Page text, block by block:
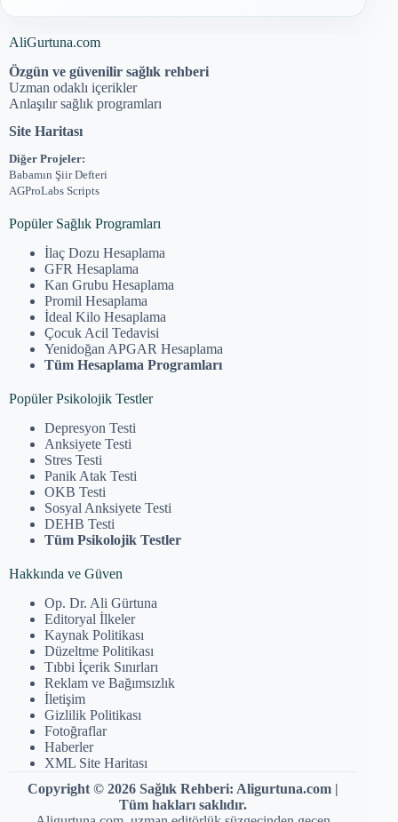
AliGurtuna.com
Özgün ve güvenilir sağlık rehberi
Uzman odaklı içerikler
Anlaşılır sağlık programları
Site Haritası
Diğer Projeler:
Babamın Şiir Defteri
AGProLabs Scripts
Popüler Sağlık Programları
İlaç Dozu Hesaplama
GFR Hesaplama
Kan Grubu Hesaplama
Promil Hesaplama
İdeal Kilo Hesaplama
Çocuk Acil Tedavisi
Yenidoğan APGAR Hesaplama
Tüm Hesaplama Programları
Popüler Psikolojik Testler
Depresyon Testi
Anksiyete Testi
Stres Testi
Panik Atak Testi
OKB Testi
Sosyal Anksiyete Testi
DEHB Testi
Tüm Psikolojik Testler
Hakkında ve Güven
Op. Dr. Ali Gürtuna
Editoryal İlkeler
Kaynak Politikası
Düzeltme Politikası
Tıbbi İçerik Sınırları
Reklam ve Bağımsızlık
İletişim
Gizlilik Politikası
Fotoğraflar
Haberler
XML Site Haritası
Copyright © 2026 Sağlık Rehberi: Aligurtuna.com |
Tüm hakları saklıdır.